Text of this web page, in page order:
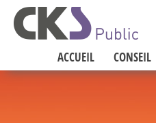
ACCUEIL CONSEIL